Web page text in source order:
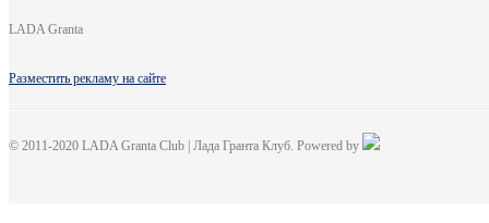
LADA Granta
Разместить рекламу на сайте
© 2011-2020 LADA Granta Club | Лада Гранта Клуб. Powered by